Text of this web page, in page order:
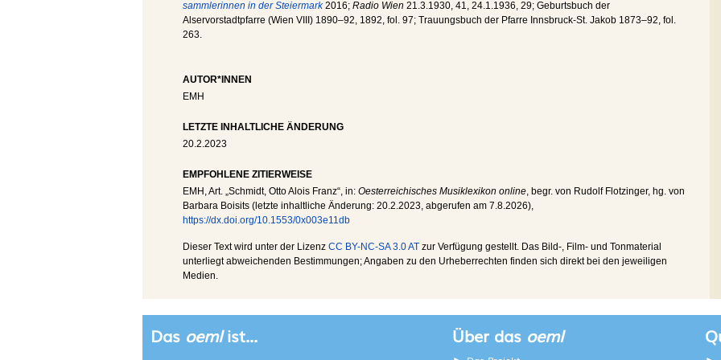
sammlerinnen in der Steiermark2016; Radio Wien 21.3.1930, 41, 24.1.1936, 29; Geburtsbuch der
Alservorstadtpfarre (Wien VIII) 1890–92, 1892, fol. 97; Trauungsbuch der Pfarre Innsbruck-St. Jakob 1873–92, fol.
263.
AUTOR*INNEN
EMH
LETZTE INHALTLICHE ÄNDERUNG
20.2.2023
EMPFOHLENE ZITIERWEISE
EMH , Art. „Schmidt, Otto Alois Franz“, in: Oesterreichisches Musiklexikon online, begr. von Rudolf Flotzinger, hg. von
Barbara Boisits (letzte inhaltliche Änderung: 20.2.2023, abgerufen am 7.8.2026),
https://dx.doi.org/10.1553/0x003e11db
Dieser Text wird unter der Lizenz CC BY-NC-SA 3.0 AT zur Verfügung gestellt. Das Bild-, Film- und Tonmaterial
unterliegt abweichenden Bestimmungen; Angaben zu den Urheberrechten finden sich direkt bei den jeweiligen
Medien.
Das oemlist... Über das oeml